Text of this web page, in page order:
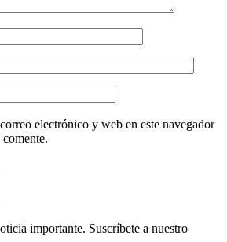
electrónico y web en este navegador
importante. Suscríbete a nuestro